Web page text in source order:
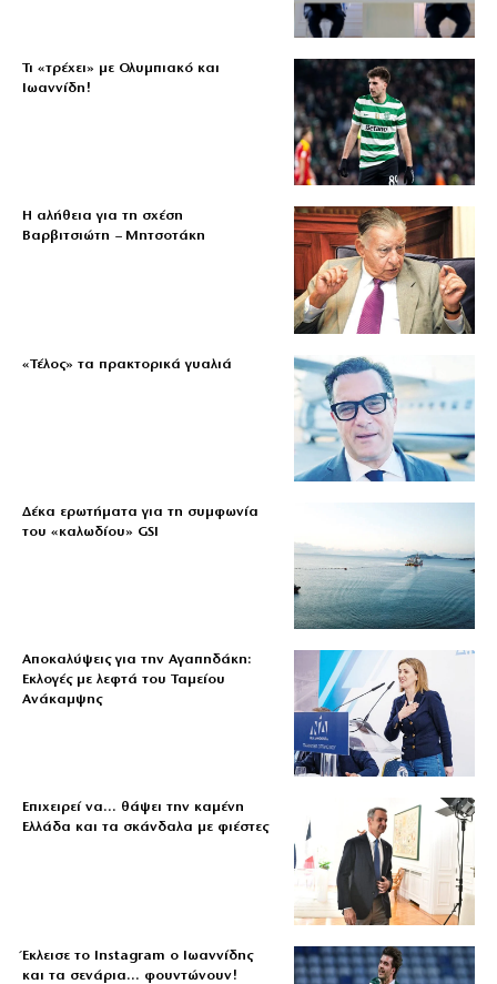
Τι «τρέχει» με Ολυμπιακό και
Ιωαννίδη!
Η αλήθεια για τη σχέση
Βαρβιτσιώτη – Μητσοτάκη
«Τέλος» τα πρακτορικά γυαλιά
Δέκα ερωτήματα για τη συμφωνία
του «καλωδίου» GSI
Αποκαλύψεις για την Αγαπηδάκη:
Εκλογές με λεφτά του Ταμείου
Ανάκαμψης
Επιχειρεί να… θάψει την καμένη
Ελλάδα και τα σκάνδαλα με φιέστες
Έκλεισε το Instagram ο Ιωαννίδης
και τα σενάρια… φουντώνουν!